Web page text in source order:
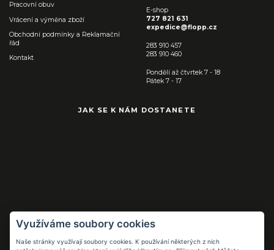
Pracovní obuv
Vrácení a výměna zboží
Obchodní podmínky a Reklamační
řád
Kontakt
E-shop
727 821 631
expedice@flopp.cz
283 910 457
283 910 460
Pondělí až čtvrtek 7 - 18
Pátek 7 - 17
JAK SE K NÁM DOSTANETE
Využíváme soubory cookies
Naše stránky využívají soubory cookies. K používání některých z nich